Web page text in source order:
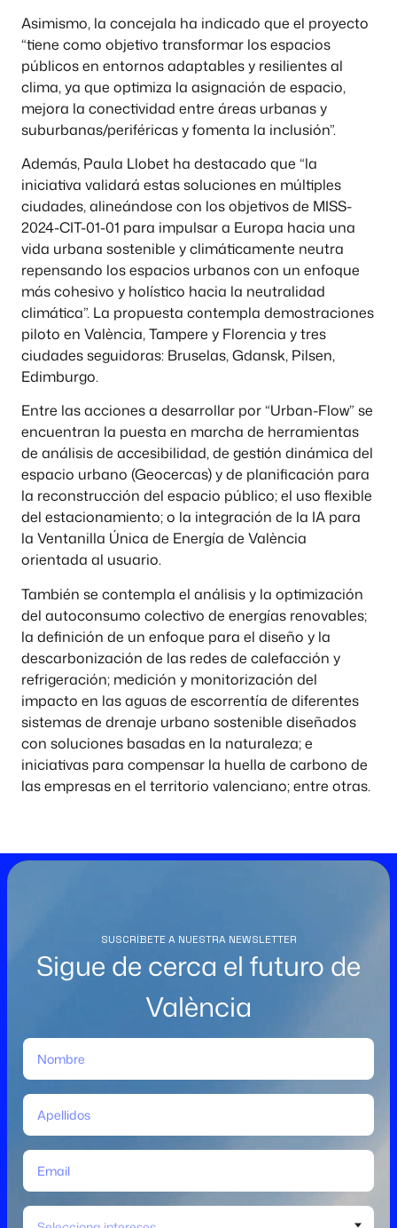
Asimismo, la concejala ha indicado que el proyecto
“tiene como objetivo transformar los espacios
públicos en entornos adaptables y resilientes al
clima, ya que optimiza la asignación de espacio,
mejora la conectividad entre áreas urbanas y
suburbanas/periféricas y fomenta la inclusión”.
Además, Paula Llobet ha destacado que “la
iniciativa validará estas soluciones en múltiples
ciudades, alineándose con los objetivos de MISS-
2024-CIT-01-01 para impulsar a Europa hacia una
vida urbana sostenible y climáticamente neutra
repensando los espacios urbanos con un enfoque
más cohesivo y holístico hacia la neutralidad
climática”. La propuesta contempla demostraciones
piloto en València, Tampere y Florencia y tres
ciudades seguidoras: Bruselas, Gdansk, Pilsen,
Edimburgo.
Entre las acciones a desarrollar por “Urban-Flow” se
encuentran la puesta en marcha de herramientas
de análisis de accesibilidad, de gestión dinámica del
espacio urbano (Geocercas) y de planificación para
la reconstrucción del espacio público; el uso flexible
del estacionamiento; o la integración de la IA para
la Ventanilla Única de Energía de València
orientada al usuario.
También se contempla el análisis y la optimización
del autoconsumo colectivo de energías renovables;
la definición de un enfoque para el diseño y la
descarbonización de las redes de calefacción y
refrigeración; medición y monitorización del
impacto en las aguas de escorrentía de diferentes
sistemas de drenaje urbano sostenible diseñados
con soluciones basadas en la naturaleza; e
iniciativas para compensar la huella de carbono de
las empresas en el territorio valenciano; entre otras.
SUSCRÍBETE A NUESTRA NEWSLETTER
Sigue de cerca el futuro de
València